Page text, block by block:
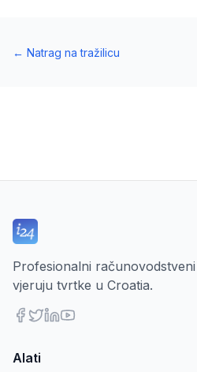
← Natrag na tražilicu
Profesionalni
vjeruju tvrtke u Croatia.
Alati